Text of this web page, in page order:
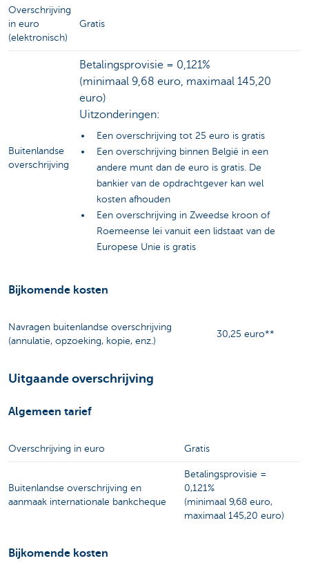
Overschrijving
in euro
(elektronisch)
Gratis
Buitenlandse
overschrijving
Betalingsprovisie = 0,121%
(minimaal 9,68 euro, maximaal 145,20
euro)
Uitzonderingen:
Een overschrijving tot 25 euro is gratis
Een overschrijving binnen België in een
andere munt dan de euro is gratis. De
bankier van de opdrachtgever kan wel
kosten afhouden
Een overschrijving in Zweedse kroon of
Roemeense lei vanuit een lidstaat van de
Europese Unie is gratis
Bijkomende kosten
Navragen buitenlandse overschrijving
(annulatie, opzoeking, kopie, enz.)
30,25 euro**
Uitgaande overschrijving
Algemeen tarief
Overschrijving in euro Gratis
Buitenlandse overschrijving en
aanmaak internationale bankcheque
Betalingsprovisie =
0,121%
(minimaal 9,68 euro,
maximaal 145,20 euro)
Bijkomende kosten